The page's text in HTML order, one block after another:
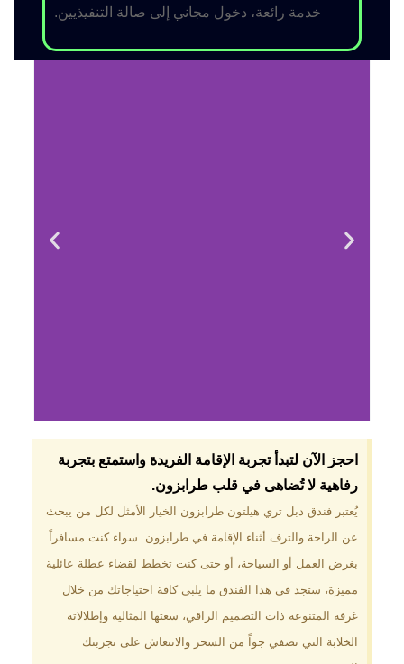
خدمة رائعة، دخول مجاني إلى صالة التنفيذيين.
لماذا تختار فندق دبل
تري هيلتون
طرابزون؟
موقع مميز في قلب طرابزون بالقرب
من أهم المعالم السياحية. إطلالات
الخضراء. مرافق متكاملة تشمل
مسبحًا داخليًا، سبا، صالة ألعاب
رياضية، ومطاعم عالمية.
احجز الآن لتبدأ تجربة الإقامة الفريدة واستمتع بتجربة
رفاهية لا تُضاهى في قلب طرابزون.​
يُعتبر فندق دبل تري هيلتون طرابزون الخيار الأمثل لكل من يبحث
عن الراحة والترف أثناء الإقامة في طرابزون. سواء كنت مسافراً
بغرض العمل أو السياحة، أو حتى كنت تخطط لقضاء عطلة عائلية
مميزة، ستجد في هذا الفندق ما يلبي كافة احتياجاتك من خلال
غرفه المتنوعة ذات التصميم الراقي، سعتها المثالية وإطلالاته
الخلابة التي تضفي جواً من السحر والانتعاش على تجربتك